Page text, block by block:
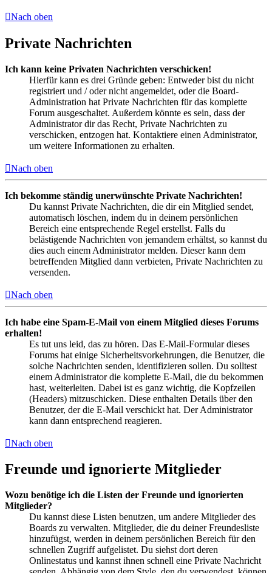
Nach oben
Private Nachrichten
Ich kann keine Privaten Nachrichten verschicken!
Hierfür kann es drei Gründe geben: Entweder bist du nicht
registriert und / oder nicht angemeldet, oder die Board-
Administration hat Private Nachrichten für das komplette
Forum ausgeschaltet. Außerdem könnte es sein, dass der
Administrator dir das Recht, Private Nachrichten zu
verschicken, entzogen hat. Kontaktiere einen Administrator,
um weitere Informationen zu erhalten.
Nach oben
Ich bekomme ständig unerwünschte Private Nachrichten!
Du kannst Private Nachrichten, die dir ein Mitglied sendet,
automatisch löschen, indem du in deinem persönlichen
Bereich eine entsprechende Regel erstellst. Falls du
belästigende Nachrichten von jemandem erhältst, so kannst du
dies auch einem Administrator melden. Dieser kann dem
betreffenden Mitglied dann verbieten, Private Nachrichten zu
versenden.
Nach oben
Ich habe eine Spam-E-Mail von einem Mitglied dieses Forums
erhalten!
Es tut uns leid, das zu hören. Das E-Mail-Formular dieses
Forums hat einige Sicherheitsvorkehrungen, die Benutzer, die
solche Nachrichten senden, identifizieren sollen. Du solltest
einem Administrator die komplette E-Mail, die du bekommen
hast, weiterleiten. Dabei ist es ganz wichtig, die Kopfzeilen
(Headers) mitzuschicken. Diese enthalten Details über den
Benutzer, der die E-Mail verschickt hat. Der Administrator
kann dann entsprechend reagieren.
Nach oben
Freunde und ignorierte Mitglieder
Wozu benötige ich die Listen der Freunde und ignorierten
Mitglieder?
Du kannst diese Listen benutzen, um andere Mitglieder des
Boards zu verwalten. Mitglieder, die du deiner Freundesliste
hinzufügst, werden in deinem persönlichen Bereich für den
schnellen Zugriff aufgelistet. Du siehst dort deren
Onlinestatus und kannst ihnen schnell eine Private Nachricht